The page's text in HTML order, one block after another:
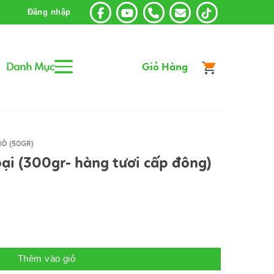
Đăng nhập
Danh Mục Giỏ Hàng
(50GR)
(300gr- hàng tươi cấp đông)
Thêm vào giỏ